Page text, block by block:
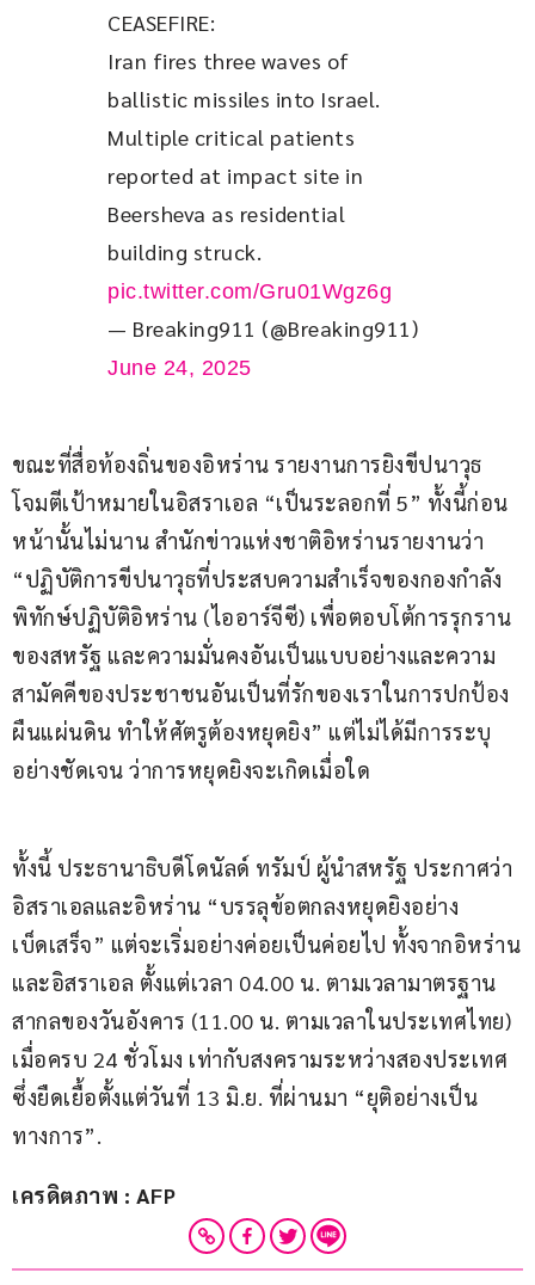
CEASEFIRE:
Iran fires three waves of
ballistic missiles into Israel.
Multiple critical patients
reported at impact site in
Beersheva as residential
building struck.
pic.twitter.com/Gru01Wgz6g
— Breaking911 (@Breaking911)
June 24, 2025
ขณะที่สื่อท้องถิ่นของอิหร่าน รายงานการยิงขีปนาวุธ
โจมตีเป้าหมายในอิสราเอล “เป็นระลอกที่ 5” ทั้งนี้ก่อน
หน้านั้นไม่นาน สำนักข่าวแห่งชาติอิหร่านรายงานว่า
“ปฏิบัติการขีปนาวุธที่ประสบความสำเร็จของกองกำลัง
พิทักษ์ปฏิบัติอิหร่าน (ไออาร์จีซี) เพื่อตอบโต้การรุกราน
ของสหรัฐ และความมั่นคงอันเป็นแบบอย่างและความ
สามัคคีของประชาชนอันเป็นที่รักของเราในการปกป้อง
ผืนแผ่นดิน ทำให้ศัตรูต้องหยุดยิง” แต่ไม่ได้มีการระบุ
อย่างชัดเจน ว่าการหยุดยิงจะเกิดเมื่อใด
ทั้งนี้ ประธานาธิบดีโดนัลด์ ทรัมป์ ผู้นำสหรัฐ ประกาศว่า
อิสราเอลและอิหร่าน “บรรลุข้อตกลงหยุดยิงอย่าง
เบ็ดเสร็จ” แต่จะเริ่มอย่างค่อยเป็นค่อยไป ทั้งจากอิหร่าน
และอิสราเอล ตั้งแต่เวลา 04.00 น. ตามเวลามาตรฐาน
สากลของวันอังคาร (11.00 น. ตามเวลาในประเทศไทย)
เมื่อครบ 24 ชั่วโมง เท่ากับสงครามระหว่างสองประเทศ
ซึ่งยืดเยื้อตั้งแต่วันที่ 13 มิ.ย. ที่ผ่านมา “ยุติอย่างเป็น
ทางการ”.
เครดิตภาพ : AFP